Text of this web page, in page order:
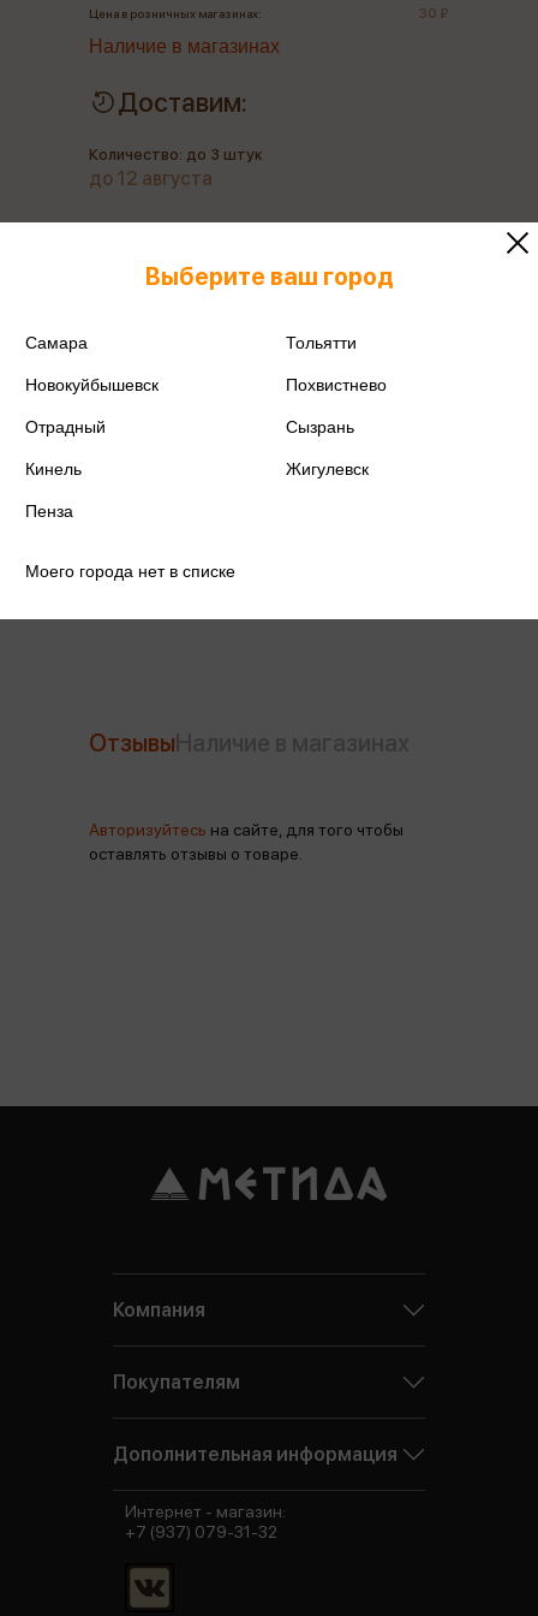
Производитель
Цена в розничных магазинах: 30 ₽
Наличие в магазинах
Доставим:
Количество: до 3 штук
до 12 августа
Поделиться
Отзывы
Авторизуйтесь на сайте, для того чтобы
оставлять отзывы о товаре.
Выберите ваш город
Самара Тольятти
Новокуйбышевск Похвистнево
Отрадный Сызрань
Кинель Жигулевск
Пенза
Моего города нет в списке
Компания
Покупателям
Дополнительная информация
Интернет - магазин:
+7 (937) 079-31-32